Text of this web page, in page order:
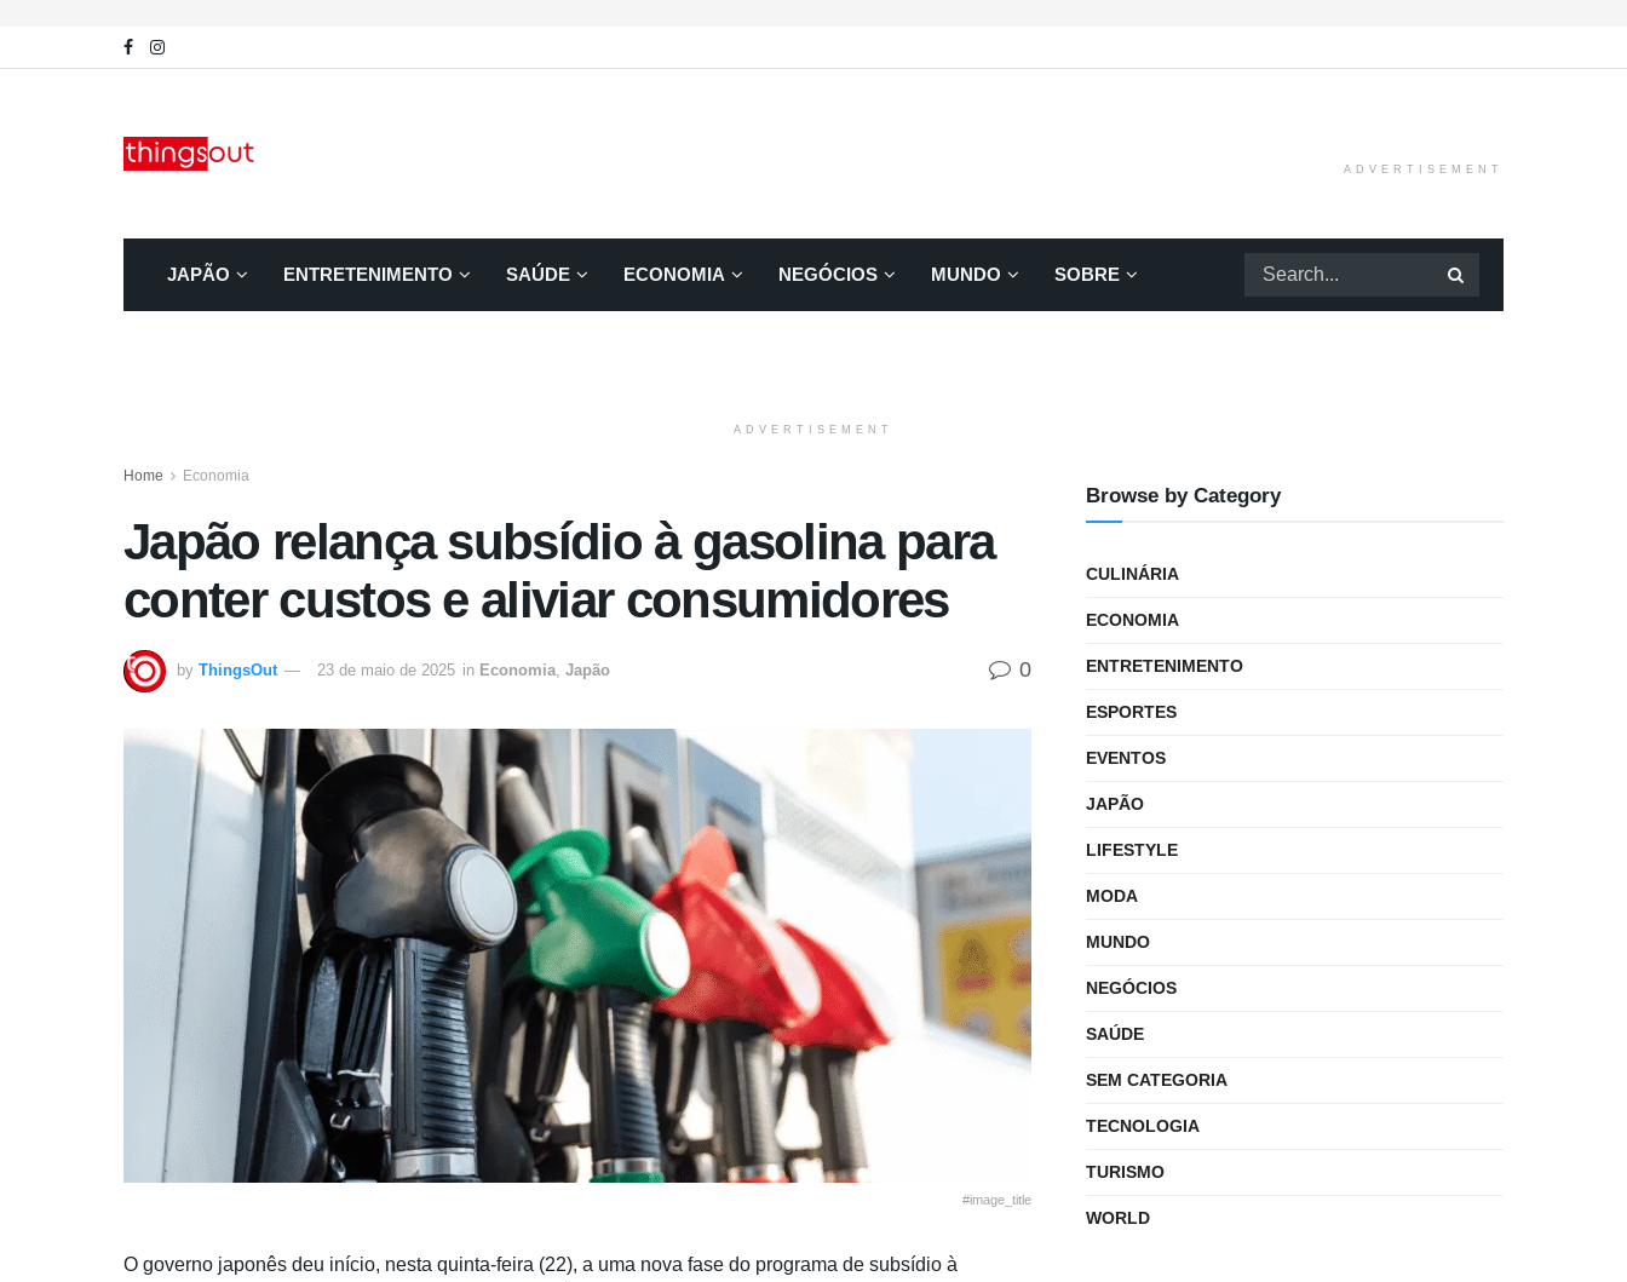
ADVERTISEMENT
JAPÃO ENTRETENIMENTO SAÚDE ECONOMIA NEGÓCIOS MUNDO SOBRE
ADVERTISEMENT
Home Economia
Japão relança subsídio à gasolina para
conter custos e aliviar consumidores
by ThingsOut 23 de maio de 2025 in Economia Japão 0
#image_title
O governo japonês deu início, nesta quinta-feira (22), a uma nova fase do programa de subsídio à
Browse by Category
CULINÁRIA
ECONOMIA
ENTRETENIMENTO
ESPORTES
EVENTOS
JAPÃO
LIFESTYLE
MODA
MUNDO
NEGÓCIOS
SAÚDE
SEM CATEGORIA
TECNOLOGIA
TURISMO
WORLD